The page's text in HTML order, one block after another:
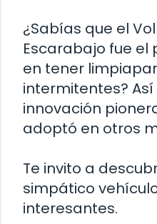
¿Sabías que el
Escarabajo fue el
en tener
intermitentes? Así
innovación
adoptó en otros
Te invito a
simpático
interesantes.